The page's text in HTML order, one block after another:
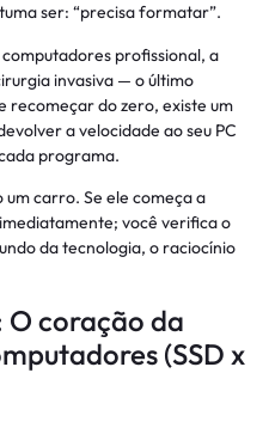
ser: “precisa formatar”.
profissional, a
invasiva — o último
recomeçar do zero, existe um
a velocidade ao seu PC
programa.
um carro. Se ele começa a
você verifica o
da tecnologia, o raciocínio
O coração da
(SSD x